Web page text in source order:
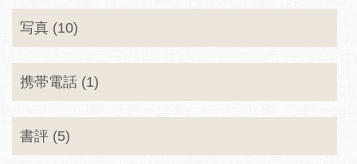
写真 (10)
携帯電話 (1)
書評 (5)